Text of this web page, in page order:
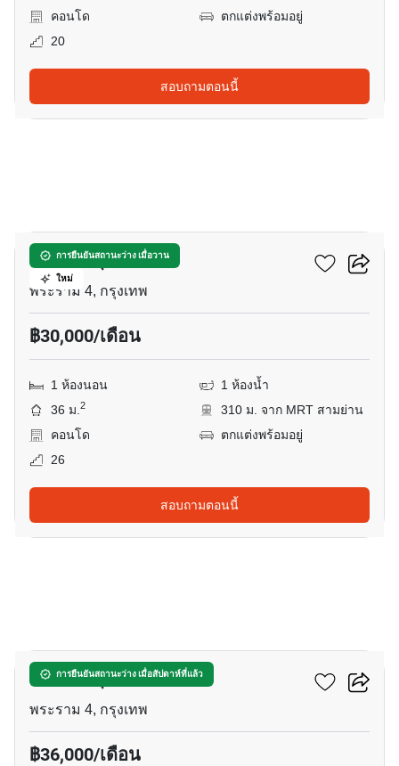
คอนโด
ตกแต่งพร้อมอยู่
20
สอบถามตอนนี้
การยืนยันสถานะว่าง เมื่อวาน
ใหม่
คัลเจอร์ จุฬา
พระราม 4, กรุงเทพ
฿30,000/เดือน
1 ห้องนอน
1 ห้องน้ำ
36 ม.2
310 ม. จาก MRT สามย่าน
คอนโด
ตกแต่งพร้อมอยู่
26
สอบถามตอนนี้
การยืนยันสถานะว่าง เมื่อสัปดาห์ที่แล้ว
คัลเจอร์ จุฬา
พระราม 4, กรุงเทพ
฿36,000/เดือน